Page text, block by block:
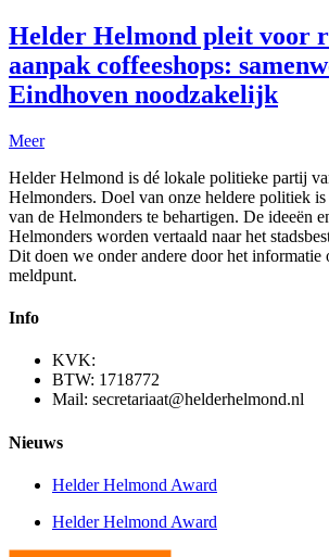
Helder Helmond pleit voor
aanpak coffeeshops:
Eindhoven noodzakelijk
Meer
Helder Helmond is dé lokale politieke partij
Helmonders. Doel van onze heldere politiek
van de Helmonders te behartigen. De ideeën
Helmonders worden vertaald naar het
Dit doen we onder andere door het informatie
meldpunt.
Info
KVK:
BTW: 1718772
Mail: secretariaat@helderhelmond.nl
Nieuws
Helder Helmond Award
Helder Helmond Award